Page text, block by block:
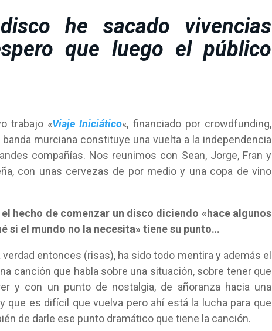
he sacado vivencias
que luego el público
trabajo «Viaje Iniciático«, financiado por crowdfunding,
murciana constituye una vuelta a la independencia
compañías. Nos reunimos con Sean, Jorge, Fran y
con unas cervezas de por medio y una copa de vino
hecho de comenzar un disco diciendo «hace algunos
si el mundo no la necesita» tiene su punto…
entonces (risas), ha sido todo mentira y además el
canción que habla sobre una situación, sobre tener que
y con un punto de nostalgia, de añoranza hacia una
que es difícil que vuelva pero ahí está la lucha para que
de darle ese punto dramático que tiene la canción.